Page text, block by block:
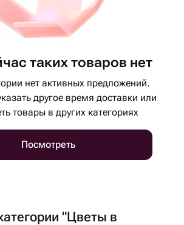
таких товаров нет
нет активных предложений.
другое время доставки или
товары в других категориях
Посмотреть
"Цветы в